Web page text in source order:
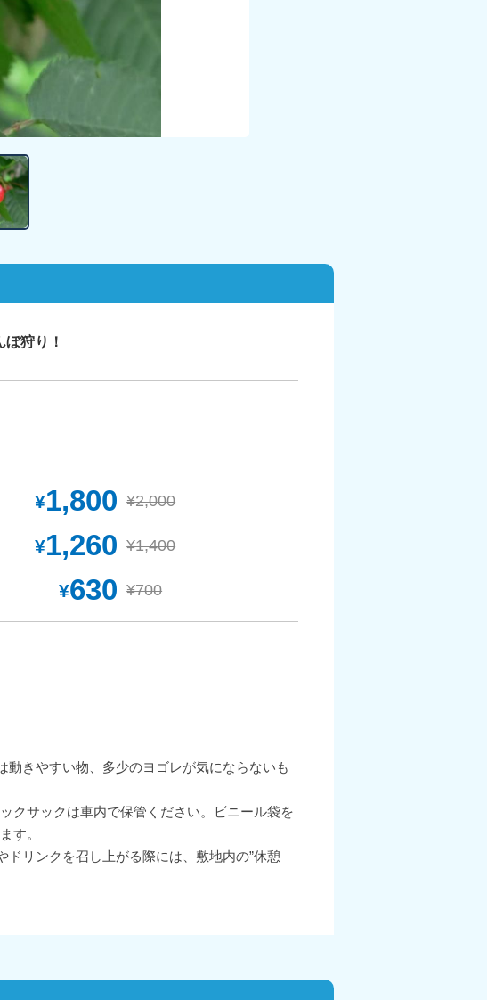
狩り！
¥1,800 ¥2,000
¥1,260 ¥1,400
¥630 ¥700
動きやすい物、多少のヨゴレが気にならないも
クサックは車内で保管ください。ビニール袋を
す。
ドリンクを召し上がる際には、敷地内の”休憩